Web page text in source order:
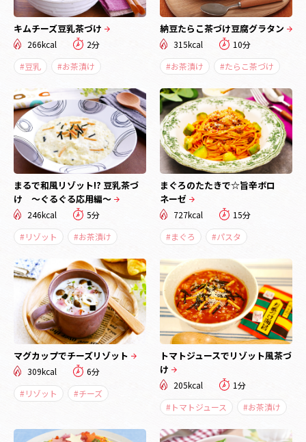
キムチーズ豆乳茶づけ
266kcal
2分
#豆乳
#お茶漬け
納豆たらこ茶づけ豆腐グラタン
315kcal
10分
#お茶漬け
#たらこ茶づけ
まるで和風リゾット!? 豆乳茶づ
け ～ぐるぐる応用編～
246kcal
5分
#リゾット
#お茶漬け
まぐろのたたきで☆旨辛ボロ
ネーゼ
727kcal
15分
#まぐろ
#パスタ
マグカップでチーズリゾット
309kcal
6分
#リゾット
#チーズ
トマトジュースでリゾット風茶づ
け
205kcal
1分
#トマトジュース
#お茶漬け